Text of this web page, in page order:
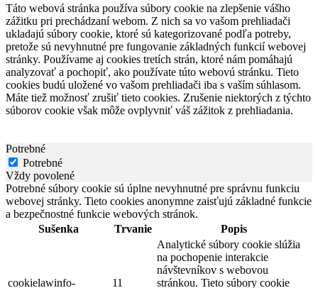
Táto webová stránka používa súbory cookie na zlepšenie vášho
zážitku pri prechádzaní webom. Z nich sa vo vašom prehliadači
ukladajú súbory cookie, ktoré sú kategorizované podľa potreby,
pretože sú nevyhnutné pre fungovanie základných funkcií webovej
stránky. Používame aj cookies tretích strán, ktoré nám pomáhajú
analyzovať a pochopiť, ako používate túto webovú stránku. Tieto
cookies budú uložené vo vašom prehliadači iba s vaším súhlasom.
Máte tiež možnosť zrušiť tieto cookies. Zrušenie niektorých z týchto
súborov cookie však môže ovplyvniť váš zážitok z prehliadania.
Potrebné
Potrebné
Vždy povolené
Potrebné súbory cookie sú úplne nevyhnutné pre správnu funkciu
webovej stránky. Tieto cookies anonymne zaisťujú základné funkcie
a bezpečnostné funkcie webových stránok.
Sušenka
Trvanie Popis
cookielawinfo-
11
Analytické súbory cookie slúžia
na pochopenie interakcie
návštevníkov s webovou
stránkou. Tieto súbory cookie